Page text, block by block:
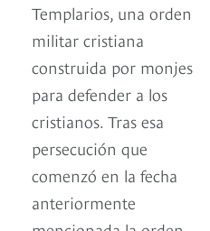
Templarios, una orden
militar cristiana
construida por monjes
para defender a los
cristianos. Tras esa
persecución que
comenzó en la fecha
anteriormente